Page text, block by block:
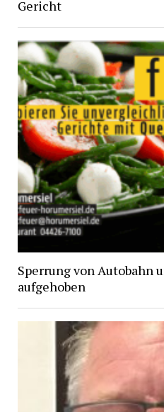
Gericht
Sperrung von Autobahn
aufgehoben